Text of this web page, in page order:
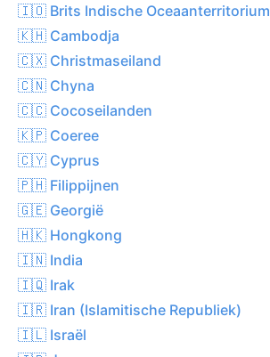
🇮🇴 Brits Indische Oceaanterritorium
🇰🇭 Cambodja
🇨🇽 Christmaseiland
🇨🇳 Chyna
🇨🇨 Cocoseilanden
🇰🇵 Coeree
🇨🇾 Cyprus
🇵🇭 Filippijnen
🇬🇪 Georgië
🇭🇰 Hongkong
🇮🇳 India
🇮🇶 Irak
🇮🇷 Iran (Islamitische Republiek)
🇮🇱 Israël